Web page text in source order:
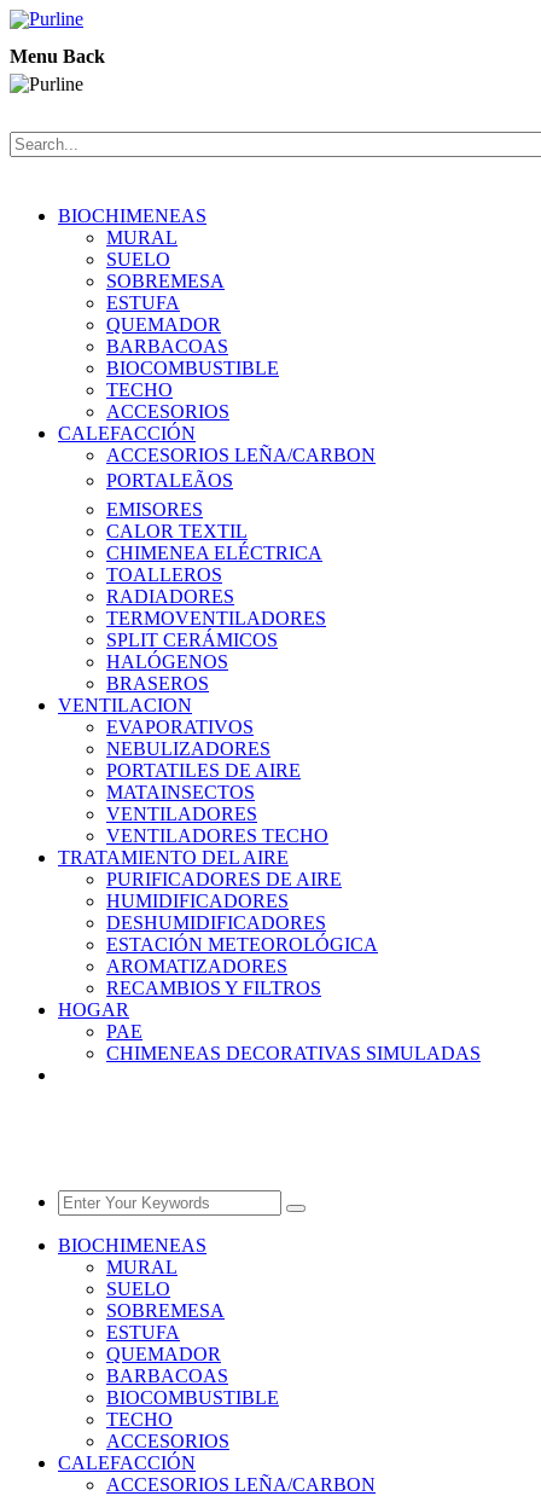
Menu Back
BIOCHIMENEAS
MURAL
SUELO
SOBREMESA
ESTUFA
QUEMADOR
BARBACOAS
BIOCOMBUSTIBLE
TECHO
ACCESORIOS
CALEFACCIÓN
ACCESORIOS LEÑA/CARBON
PORTALEÃOS
EMISORES
CALOR TEXTIL
CHIMENEA ELÉCTRICA
TOALLEROS
RADIADORES
TERMOVENTILADORES
SPLIT CERÁMICOS
HALÓGENOS
BRASEROS
VENTILACION
EVAPORATIVOS
NEBULIZADORES
PORTATILES DE AIRE
MATAINSECTOS
VENTILADORES
VENTILADORES TECHO
TRATAMIENTO DEL AIRE
PURIFICADORES DE AIRE
HUMIDIFICADORES
DESHUMIDIFICADORES
ESTACIÓN METEOROLÓGICA
AROMATIZADORES
RECAMBIOS Y FILTROS
HOGAR
PAE
CHIMENEAS DECORATIVAS SIMULADAS
BIOCHIMENEAS
MURAL
SUELO
SOBREMESA
ESTUFA
QUEMADOR
BARBACOAS
BIOCOMBUSTIBLE
TECHO
ACCESORIOS
CALEFACCIÓN
ACCESORIOS LEÑA/CARBON